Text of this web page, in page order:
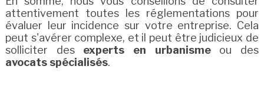
attentivement toutes les réglementations pour
évaluer leur incidence sur votre entreprise. Cela
peut s'avérer complexe, et il peut être judicieux de
solliciter des experts en urbanismeou des
avocats spécialisés.